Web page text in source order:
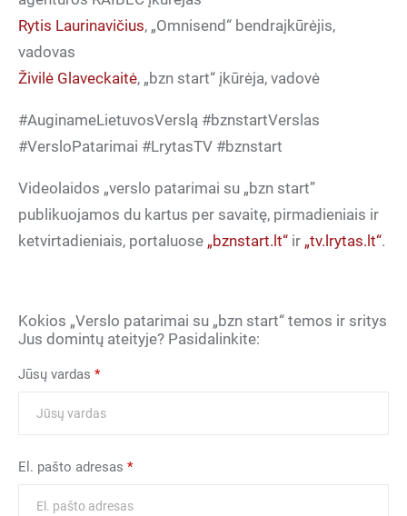
Rytis Laurinavičius, „Omnisend“ bendraįkūrėjis,
vadovas
Živilė Glaveckaitė, „bzn start“ įkūrėja, vadovė
#AuginameLietuvosVerslą #bznstartVerslas
#VersloPatarimai #LrytasTV #bznstart
Videolaidos „verslo patarimai su „bzn start”
publikuojamos du kartus per savaitę, pirmadieniais ir
ketvirtadieniais, portaluose „bznstart.lt“ ir „tv.lrytas.lt“.
Kokios „Verslo patarimai su „bzn start“ temos ir sritys
Jus domintų ateityje? Pasidalinkite:
Jūsų vardas *
El. pašto adresas *